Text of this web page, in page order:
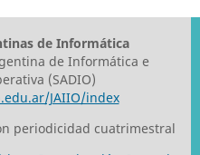
de Informática
de Informática e
(SADIO)
JAIIO/index
periodicidad cuatrimestral